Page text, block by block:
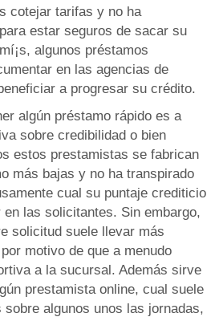
cotejar tarifas y no ha
estar seguros de sacar su
algunos préstamos
en las agencias de
a progresar su crédito.
algún préstamo rápido es a
sobre credibilidad o bien
estos prestamistas se fabrican
más bajas y no ha transpirado
cual su puntaje crediticio
en las solicitantes. Sin embargo,
solicitud suele llevar más
motivo de que a menudo
a la sucursal. Además sirve
prestamista online, cual suele
sobre algunos unos las jornadas,